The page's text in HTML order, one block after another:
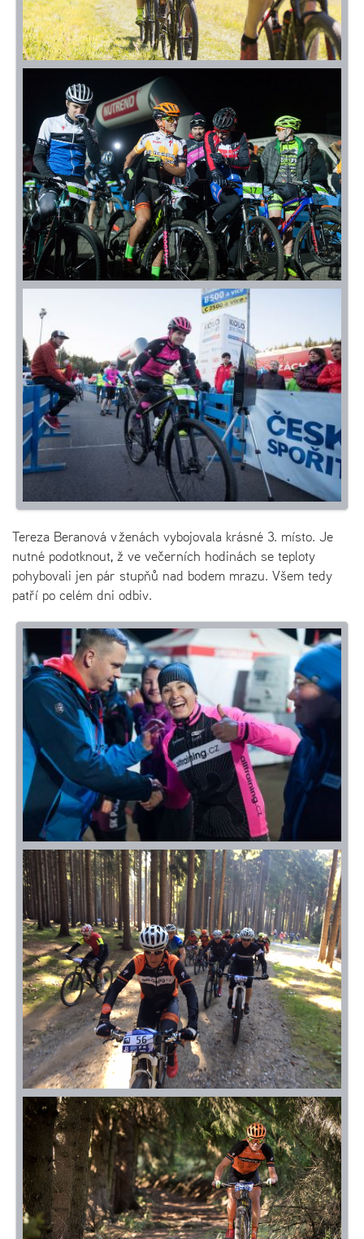
Tereza Beranová v ženách vybojovala krásné 3. místo. Je
nutné podotknout, ž ve večerních hodinách se teploty
pohybovali jen pár stupňů nad bodem mrazu. Všem tedy
patří po celém dni odbiv.